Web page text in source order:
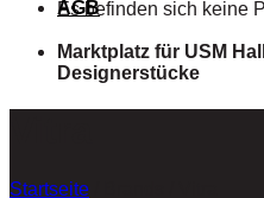
Es befinden sich keine
AGB
Marktplatz für USM
Designerstücke
Startseite